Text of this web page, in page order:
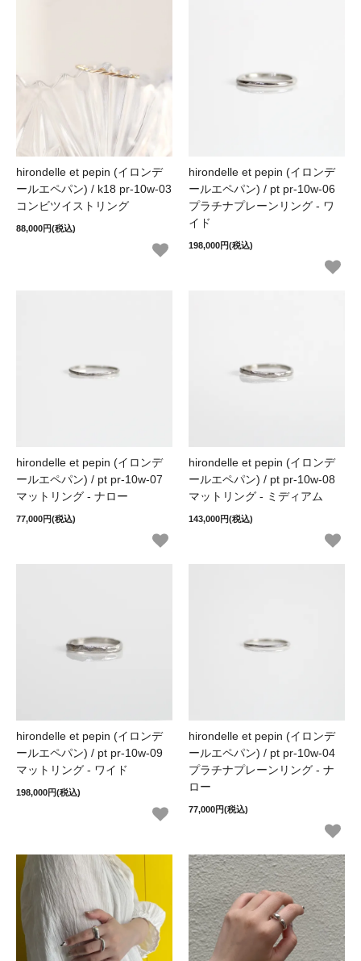
hirondelle et pepin (イロンデ
ールエペパン) / k18 pr-10w-03
コンビツイストリング
88,000円(税込)
hirondelle et pepin (イロンデ
ールエペパン) / pt pr-10w-06
プラチナプレーンリング - ワ
イド
198,000円(税込)
hirondelle et pepin (イロンデ
ールエペパン) / pt pr-10w-07
マットリング - ナロー
77,000円(税込)
hirondelle et pepin (イロンデ
ールエペパン) / pt pr-10w-08
マットリング - ミディアム
143,000円(税込)
hirondelle et pepin (イロンデ
ールエペパン) / pt pr-10w-09
マットリング - ワイド
198,000円(税込)
hirondelle et pepin (イロンデ
ールエペパン) / pt pr-10w-04
プラチナプレーンリング - ナ
ロー
77,000円(税込)